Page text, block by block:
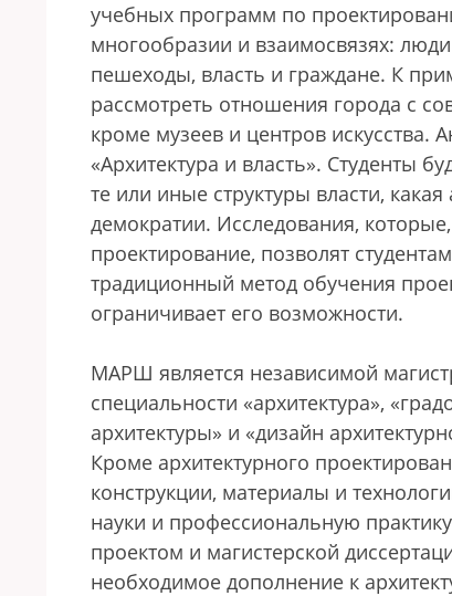
учебных программ по
многообразии и взаимосвязях:
пешеходы, власть и граждане. К
рассмотреть отношения города с
кроме музеев и центров
«Архитектура и власть». Студенты
те или иные структуры власти,
демократии. Исследования,
проектирование, позволят
традиционный метод обучения
ограничивает его возможности.
МАРШ является независимой
специальности «архитектура»,
архитектуры» и «дизайн
Кроме архитектурного
конструкции, материалы и
науки и профессиональную
проектом и магистерской
необходимое дополнение к